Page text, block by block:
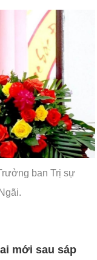
ban Trị sự
mới sau sáp